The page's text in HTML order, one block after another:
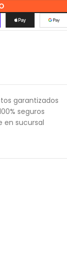
garantizados
seguros
en sucursal